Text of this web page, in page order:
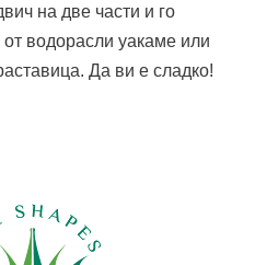
на две части и го
водорасли уакаме или
Да ви е сладко!